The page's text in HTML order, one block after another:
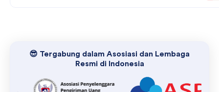
😎 Tergabung dalam Asosiasi dan Lembaga
Resmi di Indonesia